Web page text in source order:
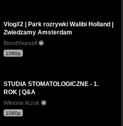
Vlog#2 | Park rozrywki Walibi Holland |
Zwiedzamy Amsterdam
BlondYourself
1080p
STUDIA STOMATOLOGICZNE - 1.
ROK | Q&A
Wiktoria Ilczuk
1080p